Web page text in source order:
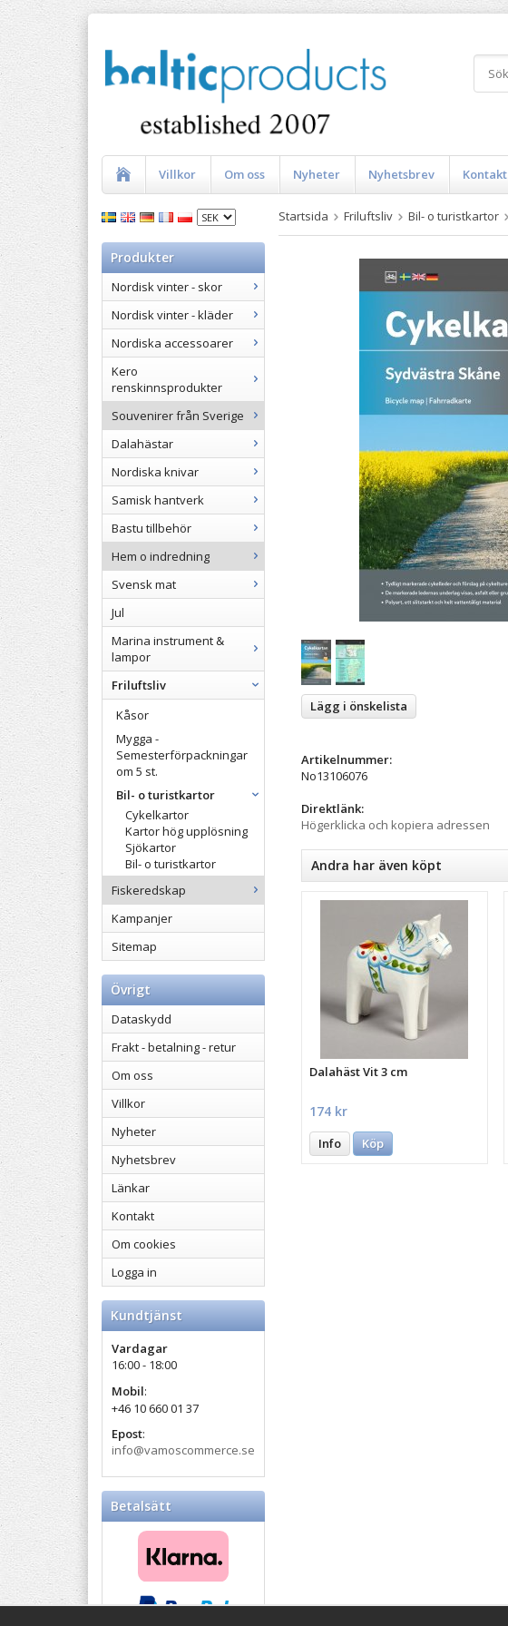
Villkor Om oss Nyheter Nyhetsbrev Kontakt
Produkter
Nordisk vinter - skor
Nordisk vinter - kläder
Nordiska accessoarer
Kero
renskinnsprodukter
Souvenirer från Sverige
Dalahästar
Nordiska knivar
Samisk hantverk
Bastu tillbehör
Hem o indredning
Svensk mat
Jul
Marina instrument &
lampor
Friluftsliv
Kåsor
Mygga -
Semesterförpackningar
om 5 st.
Bil- o turistkartor
Cykelkartor
Kartor hög upplösning
Sjökartor
Bil- o turistkartor
Fiskeredskap
Kampanjer
Sitemap
Övrigt
Dataskydd
Frakt - betalning - retur
Om oss
Villkor
Nyheter
Nyhetsbrev
Länkar
Kontakt
Om cookies
Logga in
Kundtjänst
Vardagar
16:00 - 18:00
Mobil:
+46 10 660 01 37
Epost:
info@vamoscommerce.se
Betalsätt
Startsida Friluftsliv Bil- o turistkartor
Lägg i önskelista
Artikelnummer:
No13106076
Direktlänk:
Högerklicka och kopiera adressen
Andra har även köpt
Dalahäst Vit 3 cm
174 kr
Info Köp